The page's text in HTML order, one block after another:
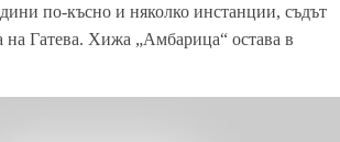
по-късно и няколко инстанции, съдът
на Гатева. Хижа „Амбарица“ остава в